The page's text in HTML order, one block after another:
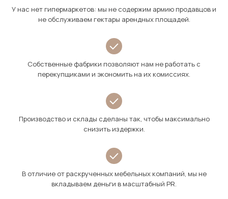
У нас нет гипермаркетов: мы не содержим армию продавцов и
не обслуживаем гектары арендных площадей.
Собственные фабрики позволяют нам не работать с
перекупщиками и экономить на их комиссиях.
Производство и склады сделаны так, чтобы максимально
снизить издержки.
В отличие от раскрученных мебельных компаний, мы не
вкладываем деньги в масштабный PR.